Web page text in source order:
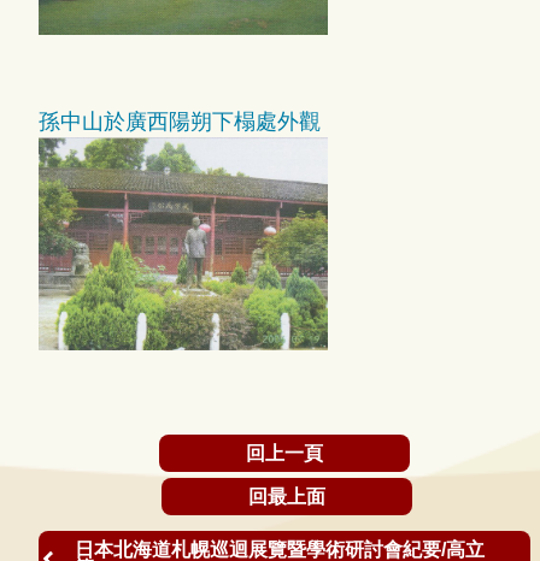
孫中山於廣西陽朔下榻處外觀
回上一頁
回最上面
日本北海道札幌巡迴展覽暨學術研討會紀要/高立